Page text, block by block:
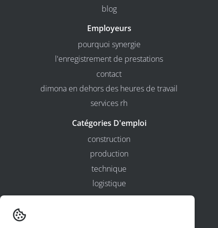
blog
Employeurs
pourquoi synergie
l'enregistrement de prestations
contact
dimona en dehors des heures de travail
services rh
Catégories D'emploi
construction
production
technique
logistique
ventes